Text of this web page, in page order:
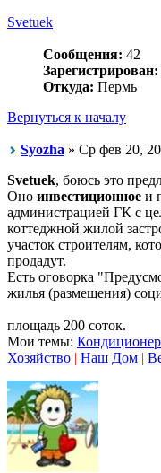
Svetuek
Сообщения: 42
Зарегистрирован:
Откуда: Пермь
Вернуться к началу
Syozha » Ср фев 20,
Svetuek, боюсь это
Оно инвестиционное и
администрацией ГК с
коттеджной жилой
участок строителям,
продадут.
Есть оговорка
жилья (размещения)
площадь 200 соток.
Мои темы:
Хозяйство | Наш Дом |